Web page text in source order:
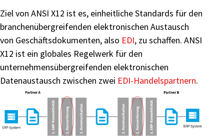
Ziel von ANSI X12 ist es, einheitliche Standards für den
branchenübergreifenden elektronischen Austausch
von Geschäftsdokumenten, also EDI, zu schaffen. ANSI
X12 ist ein globales Regelwerk für den
unternehmensübergreifenden elektronischen
Datenaustausch zwischen zwei EDI-Handelspartnern.